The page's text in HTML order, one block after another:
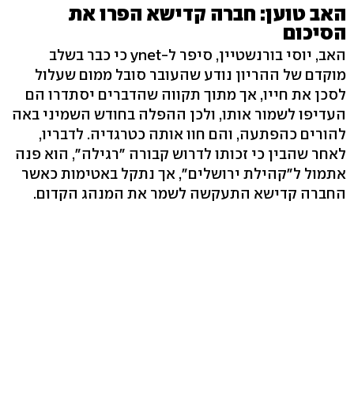
האב טוען: חברה קדישא הפרו את
הסיכום
האב, יוסי בורנשטיין, סיפר ל-ynet כי כבר בשלב
מוקדם של ההריון נודע שהעובר סובל ממום שעלול
לסכן את חייו, אך מתוך תקווה שהדברים יסתדרו הם
העדיפו לשמור אותו, ולכן ההפלה בחודש השמיני באה
להורים כהפתעה, והם חוו אותה כטרגדיה. לדבריו,
לאחר שהבין כי זכותו לדרוש קבורה "רגילה", הוא פנה
אתמול ל"קהילת ירושלים", אך נתקל באטימות כאשר
החברה קדישא התעקשה לשמר את המנהג הקדום.